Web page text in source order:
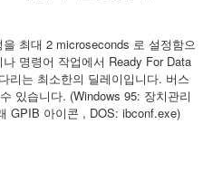
최대 2 microseconds 로 설정함으
명령어 작업에서 Ready For Data
리는 최소한의 딜레이입니다. 버스
있습니다. (Windows 95: 장치관리
GPIB 아이콘 , DOS: ibconf.exe)